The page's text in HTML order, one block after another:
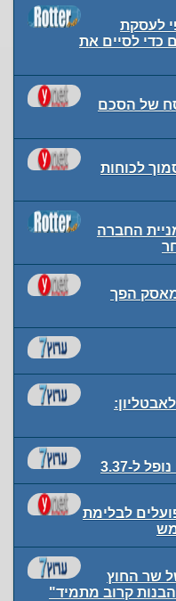
לעסקת
כדי לסיים את
של הסכם
לכוחות
החברה
מאסק הפך
ו-6 מטוסים פועלים לבלימת
שר החוץ
קרוב מתמיד"